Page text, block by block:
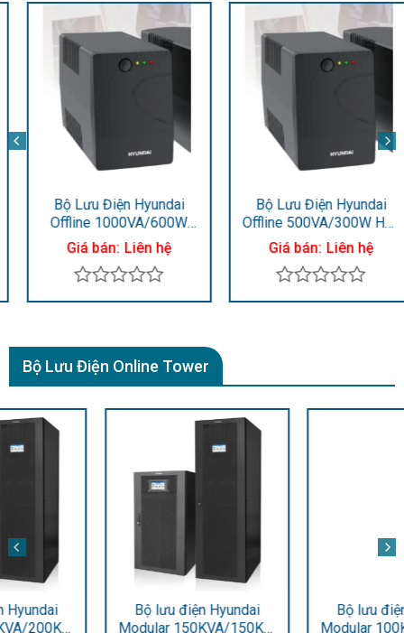
Bộ Lưu Điện Hyundai
Offline 1000VA/600W
HD-1000VA
Được
5
sao
Giá bán: Liên hệ
Bộ Lưu Điện Hyundai
Offline 500VA/300W HD-
500F
Được
sao
Giá bán: Liên hệ
Bộ Lưu Điện Online Tower
Bộ lưu điện Hyundai
Modular 150KVA/150KW
Bộ lưu điện Hyundai
Modular 100KVA/100KW